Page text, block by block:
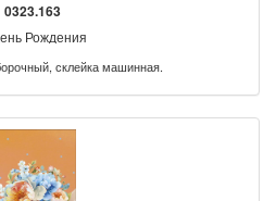
0323.163
Рождения
склейка машинная.